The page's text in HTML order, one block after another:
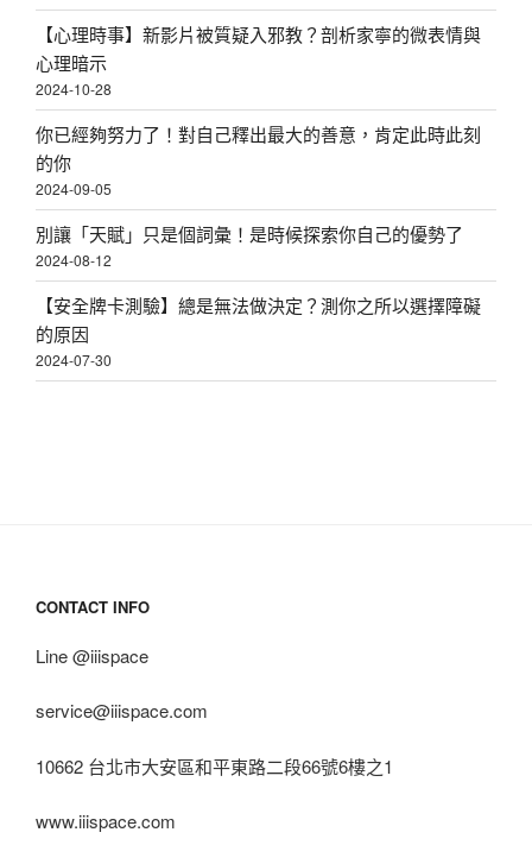
【心理時事】新影片被質疑入邪教？剖析家寧的微表情與
心理暗示
2024-10-28
你已經夠努力了！對自己釋出最大的善意，肯定此時此刻
的你
2024-09-05
別讓「天賦」只是個詞彙！是時候探索你自己的優勢了
2024-08-12
【安全牌卡測驗】總是無法做決定？測你之所以選擇障礙
的原因
2024-07-30
CONTACT INFO
Line @iiispace
service@iiispace.com
10662 台北市大安區和平東路二段66號6樓之1
www.iiispace.com